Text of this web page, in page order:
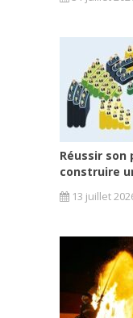
Réussir son
construire
13 juillet